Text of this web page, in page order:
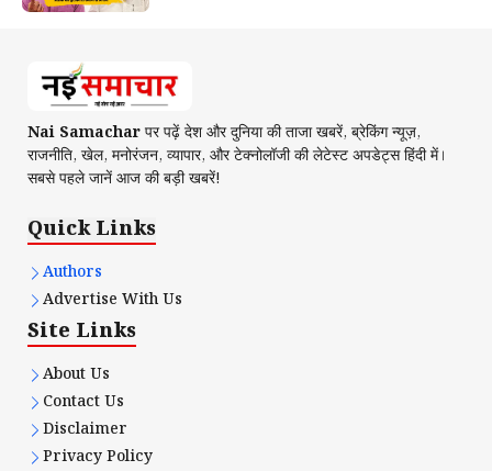
Nai Samacharपर पढ़ें देश और दुनिया की ताजा खबरें, ब्रेकिंग न्यूज़,
राजनीति, खेल, मनोरंजन, व्यापार, और टेक्नोलॉजी की लेटेस्ट अपडेट्स हिंदी में।
सबसे पहले जानें आज की बड़ी खबरें!
Quick Links
Authors
Advertise With Us
Site Links
About Us
Contact Us
Disclaimer
Privacy Policy